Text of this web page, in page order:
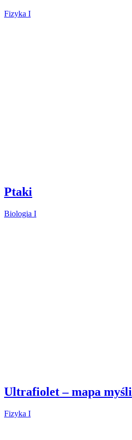
Fizyka I
Ptaki
Biologia I
Ultrafiolet – mapa myśli
Fizyka I